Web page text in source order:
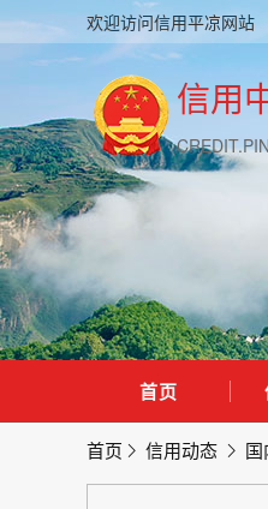
欢迎访问信用平凉网站
信用
首页
首页 信用动态